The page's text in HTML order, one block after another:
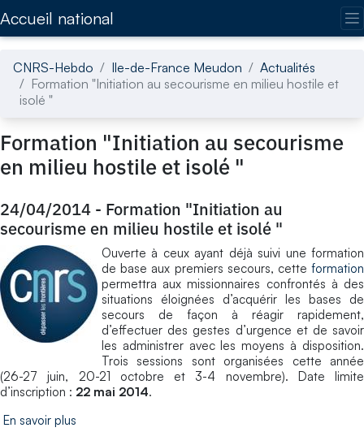
Accueil national
CNRS-Hebdo Ile-de-France Meudon
Actualités
Formation "Initiation au secourisme en milieu hostile et
isolé "
Formation "Initiation au secourisme
en milieu hostile et isolé "
24/04/2014 - Formation "Initiation au
secourisme en milieu hostile et isolé "
Ouverte à ceux ayant déjà suivi une formation
de base aux premiers secours, cette formation
permettra aux missionnaires confrontés à des
situations éloignées d’acquérir les bases de
secours de façon à réagir rapidement,
d’effectuer des gestes d’urgence et de savoir
les administrer avec les moyens à disposition.
Trois sessions sont organisées cette année
(26-27 juin, 20-21 octobre et 3-4 novembre). Date limite
d’inscription : 22 mai 2014.
En savoir plus